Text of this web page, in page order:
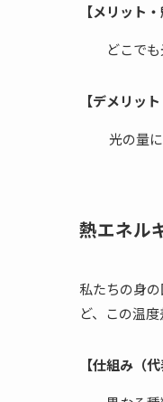
【メリット・
どこで
【デメリット
光の量
熱エネル
私たちの身
ど、この温
【仕組み（